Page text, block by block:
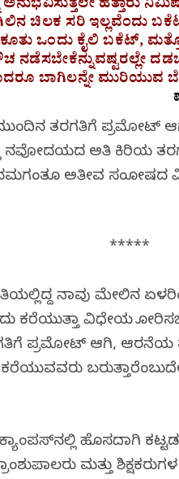
ಅನುಭವಿಸುತ್ತಲೇ ಹತ್ತಾರು
ಚಿಲಕ ಸರಿ ಇಲ್ಲವೆಂದು
ಕೂತು ಒಂದು ಕೈಲಿ ಬಕೆಟ್,
ಬಾಗಿಲನ್ನೇ ಮುರಿಯುವ
ತರಗತಿಗೆ ಪ್ರಮೋಟ್
ನವೋದಯದ ಅತಿ ಕಿರಿಯ
ಅತೀವ ಸಂತೋಷದ
*****
ನಾವು ಮೇಲಿನ
ಕರೆಯುತ್ತಾ ವಿಧೇಯತೆ
ಪ್ರಮೋಟ್ ಆಗಿ,
ಕರೆಯುವವರು
ಹೊಸದಾಗಿ
ಮತ್ತು